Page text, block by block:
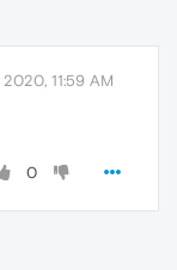
11:59 AM
0